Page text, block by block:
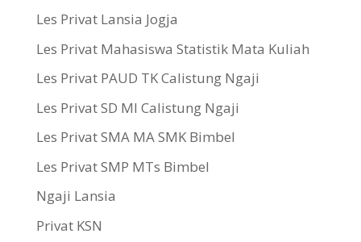
Les Privat Lansia Jogja
Les Privat Mahasiswa Statistik Mata Kuliah
Les Privat PAUD TK Calistung Ngaji
Les Privat SD MI Calistung Ngaji
Les Privat SMA MA SMK Bimbel
Les Privat SMP MTs Bimbel
Ngaji Lansia
Privat KSN